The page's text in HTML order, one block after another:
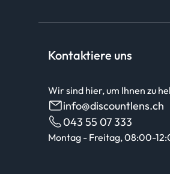
Kontaktiere uns
Wir sind hier, um Ihnen zu
info@discountlens.ch
043 55 07 333
Montag - Freitag, 08:00-